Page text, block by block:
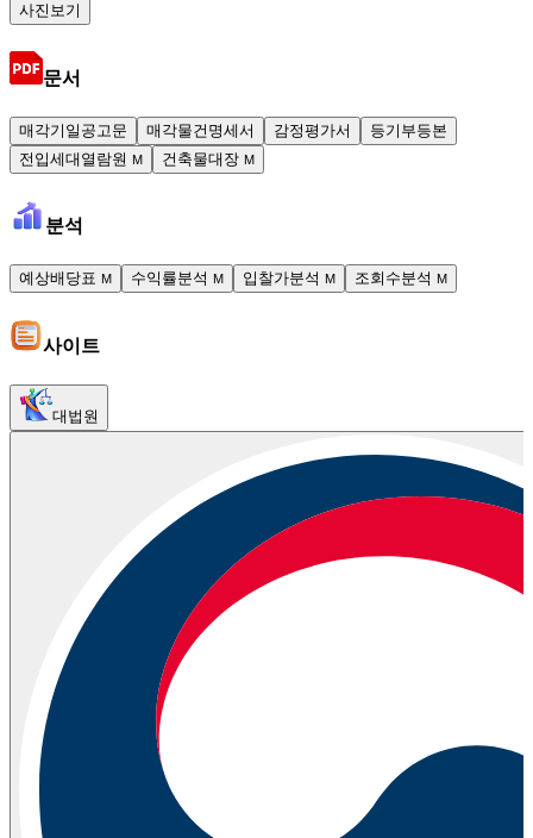
사진보기
문서
매각기일공고문 매각물건명세서 감정평가서
등기부등본
전입세대열람원 M 건축물대장 M
분석
예상배당표 M 수익률분석 M 입찰가분석 M 조회수분석 M
사이트
대법원